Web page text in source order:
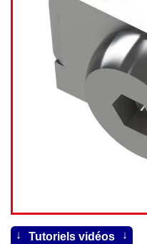
Tutoriels vidéos